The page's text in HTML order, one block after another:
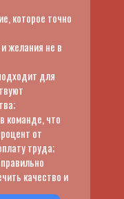
которое точно
желания не в
для
команде, что
от
труда;
качество и